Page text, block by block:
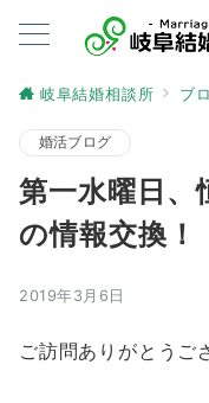
岐阜結婚相談所 ブ
婚活ブログ
第一水曜日、
の情報交換！
2019年3月6日
ご訪問ありがとうご